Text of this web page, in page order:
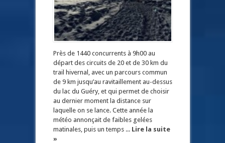
Près de 1440 concurrents à 9h00 au
départ des circuits de 20 et de 30 km du
trail hivernal, avec un parcours commun
de 9 km jusqu’au ravitaillement au-dessus
du lac du Guéry, et qui permet de choisir
au dernier moment la distance sur
laquelle on se lance. Cette année la
météo annonçait de faibles gelées
matinales, puis un temps ... Lire la suite
»